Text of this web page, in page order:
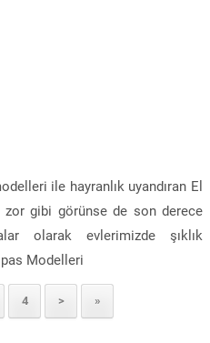
ile hayranlık uyandıran El
zor gibi görünse de son derece
olarak evlerimizde şıklık
Modelleri
4 > »